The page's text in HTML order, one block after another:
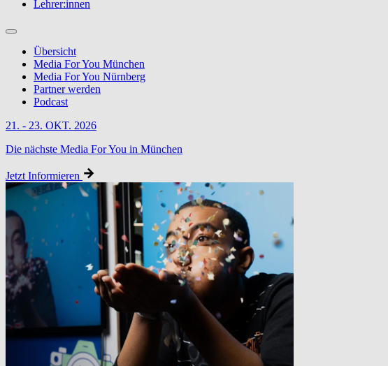
Lehrer:innen
Übersicht
Media For You München
Media For You Nürnberg
Partner werden
Podcast
21. - 23. OKT. 2026
Die nächste Media For You in München
Jetzt Informieren